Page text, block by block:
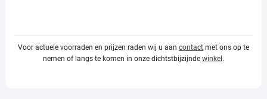
Voor actuele voorraden en prijzen raden wij u aan contactmet ons op te
nemen of langs te komen in onze dichtstbijzijnde winkel .